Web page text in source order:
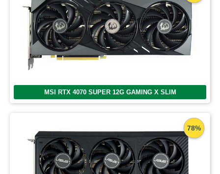
MSI RTX 4070 SUPER 12G GAMING X SLIM
78%